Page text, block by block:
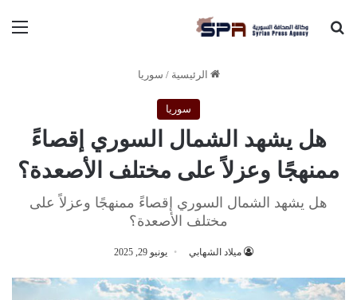
بحث عن
الرئيسية / سوريا
سوريا
هل يشهد الشمال السوري إقصاءً
ممنهجًا وعزلاً على مختلف الأصعدة؟
هل يشهد الشمال السوري إقصاءً ممنهجًا وعزلاً على
مختلف الأصعدة؟
ميلاد الشهابي يونيو 29, 2025